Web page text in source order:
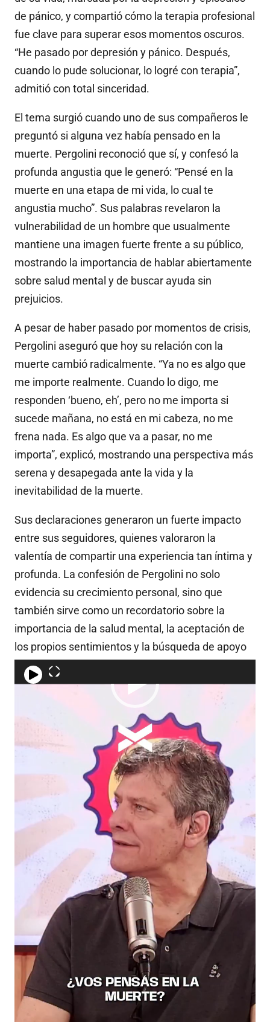
de pánico, y compartió cómo la terapia profesional
fue clave para superar esos momentos oscuros.
“He pasado por depresión y pánico. Después,
cuando lo pude solucionar, lo logré con terapia”,
admitió con total sinceridad.
El tema surgió cuando uno de sus compañeros le
preguntó si alguna vez había pensado en la
muerte. Pergolini reconoció que sí, y confesó la
profunda angustia que le generó: “Pensé en la
muerte en una etapa de mi vida, lo cual te
angustia mucho”. Sus palabras revelaron la
vulnerabilidad de un hombre que usualmente
mantiene una imagen fuerte frente a su público,
mostrando la importancia de hablar abiertamente
sobre salud mental y de buscar ayuda sin
prejuicios.
A pesar de haber pasado por momentos de crisis,
Pergolini aseguró que hoy su relación con la
muerte cambió radicalmente. “Ya no es algo que
me importe realmente. Cuando lo digo, me
responden ‘bueno, eh’, pero no me importa si
sucede mañana, no está en mi cabeza, no me
frena nada. Es algo que va a pasar, no me
importa”, explicó, mostrando una perspectiva más
serena y desapegada ante la vida y la
inevitabilidad de la muerte.
Sus declaraciones generaron un fuerte impacto
entre sus seguidores, quienes valoraron la
valentía de compartir una experiencia tan íntima y
profunda. La confesión de Pergolini no solo
evidencia su crecimiento personal, sino que
también sirve como un recordatorio sobre la
importancia de la salud mental, la aceptación de
los propios sentimientos y la búsqueda de apoyo
profesional en tiempos difíciles.